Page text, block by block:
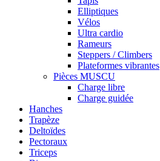
Elliptiques
Vélos
Ultra cardio
Rameurs
Steppers / Climbers
Plateformes vibrantes
Pièces MUSCU
Charge libre
Charge guidée
Hanches
Trapèze
Deltoïdes
Pectoraux
Triceps